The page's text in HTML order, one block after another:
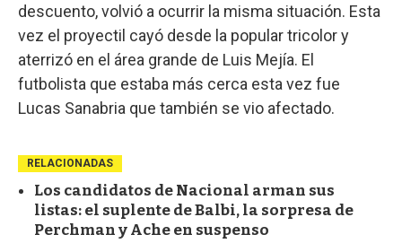
descuento, volvió a ocurrir la misma situación. Esta
vez el proyectil cayó desde la popular tricolor y
aterrizó en el área grande de Luis Mejía. El
futbolista que estaba más cerca esta vez fue
Lucas Sanabria que también se vio afectado.
RELACIONADAS
Los candidatos de Nacional arman sus
listas: el suplente de Balbi, la sorpresa de
Perchman y Ache en suspenso